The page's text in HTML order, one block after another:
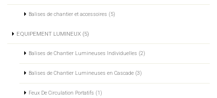
Balises de chantier et accessoires (5)
EQUIPEMENT LUMINEUX (5)
Balises de Chantier Lumineuses Individuelles (2)
Balises de Chantier Lumineuses en Cascade (3)
Feux De Circulation Portatifs (1)